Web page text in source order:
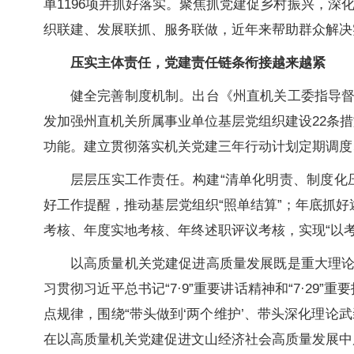
单1196项并抓好落实。聚焦抓党建促乡村振兴，深
织联建、发展联抓、服务联做，近年来帮助群众解
压实主体责任，党建责任链条衔接越来越紧
健全完善制度机制。出台《州直机关工委指导
发加强州直机关所属事业单位基层党组织建设22条
功能。建立贯彻落实机关党建三年行动计划定期调
层层压实工作责任。构建“清单化明责、制度
好工作提醒，推动基层党组织“照单结算”；年底抓
考核、年度实地考核、年终述职评议考核，实现“以
以高质量机关党建促进高质量发展既是重大理
习贯彻习近平总书记“7·9”重要讲话精神和“7·29”
点规律，围绕“带头做到‘两个维护’、带头深化理
在以高质量机关党建促进文山经济社会高质量发展